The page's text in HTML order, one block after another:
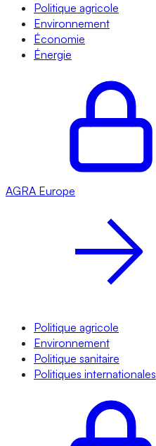
Politique agricole
Environnement
Économie
Énergie
AGRA Europe
Politique agricole
Environnement
Politique sanitaire
Politiques internationales